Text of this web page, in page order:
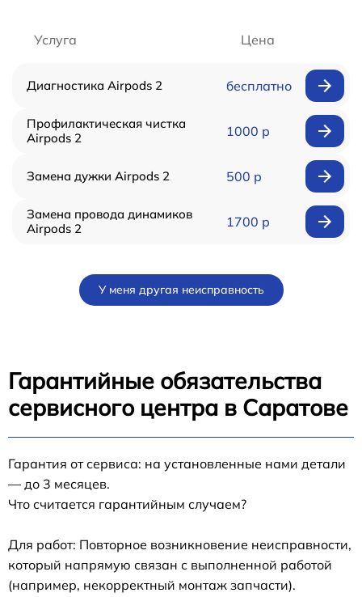
Услуга Цена
Диагностика Airpods 2 бесплатно
Профилактическая чистка
Airpods 2
1000 р
Замена дужки Airpods 2 500 р
Замена провода динамиков
Airpods 2
1700 р
У меня другая неисправность
Гарантийные обязательства
сервисного центра в Саратове
Гарантия от сервиса: на установленные нами детали
— до 3 месяцев.
Что считается гарантийным случаем?
Для работ: Повторное возникновение неисправности,
который напрямую связан с выполненной работой
(например, некорректный монтаж запчасти).